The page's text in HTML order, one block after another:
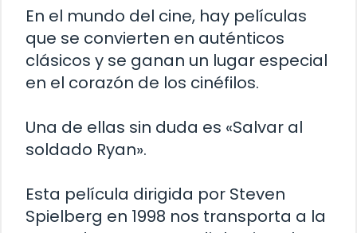
En el mundo del cine, hay películas
que se convierten en auténticos
clásicos y se ganan un lugar especial
en el corazón de los cinéfilos.
Una de ellas sin duda es «Salvar al
soldado Ryan».
Esta película dirigida por Steven
Spielberg en 1998 nos transporta a la